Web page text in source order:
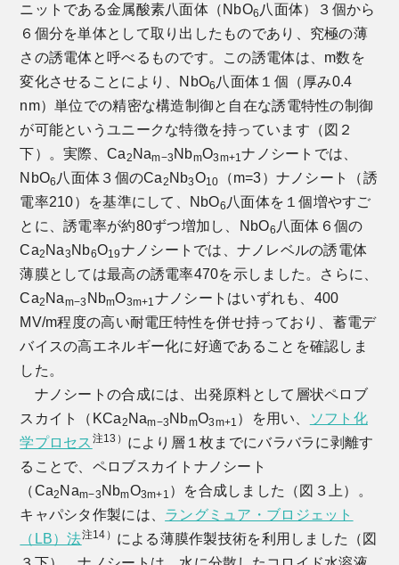
ニットである金属酸素八面体（NbO6八面体）３個から
６個分を単体として取り出したものであり、究極の薄
さの誘電体と呼べるものです。この誘電体は、m数を
変化させることにより、NbO6八面体１個（厚み0.4
nm）単位での精密な構造制御と自在な誘電特性の制御
が可能というユニークな特徴を持っています（図２
下）。実際、Ca2 Nam−3 NbmO3m+1ナノシートでは、
NbO6八面体３個のCa2 Nb3O10
（m=3）ナノシート（誘
電率210）を基準にして、NbO6 八面体を１個増やすご
とに、誘電率が約80ずつ増加し、NbO6 八面体６個の
Ca2 Na3 Nb6O19ナノシートでは、ナノレベルの誘電体
薄膜としては最高の誘電率470を示しました。さらに、
Ca2 Nam−3 NbmO3m+1ナノシートはいずれも、400
MV/m程度の高い耐電圧特性を併せ持っており、蓄電デ
バイスの高エネルギー化に好適であることを確認しま
した。
ナノシートの合成には、出発原料として層状ペロブ
スカイト（KCa2 Nam−3 NbmO3m+1 ）を用い、
ソフト化
学プロセス 注13） により層１枚までにバラバラに剥離す
ることで、ペロブスカイトナノシート
（Ca2 Nam−3 NbmO3m+1 ）を合成しました（図３上）。
キャパシタ作製には、 ラングミュア・ブロジェット
（LB）法注14） による薄膜作製技術を利用しました（図